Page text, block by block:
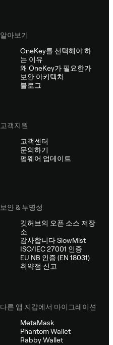
알아보기
OneKey를 선택해야 하
는 이유
왜 OneKey가 필요한가
보안 아키텍처
블로그
고객지원
고객센터
문의하기
펌웨어 업데이트
보안 & 투명성
깃허브의 오픈 소스 저장
소
감사합니다 SlowMist
ISO/IEC 27001 인증
EU NB 인증 (EN 18031)
취약점 신고
다른 앱 지갑에서 마이그레이션
MetaMask
Phantom Wallet
Rabby Wallet